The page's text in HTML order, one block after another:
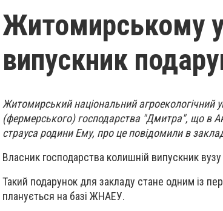
Житомирському
випускник
Житомирський національний агроекологічний
(фермерського) господарства "Дмитра", що в
страуса родини Ему, про це повідомили в
Власник господарства колишній випускник
Такий подарунок для закладу стане одним із
планується на базі ЖНАЕУ.